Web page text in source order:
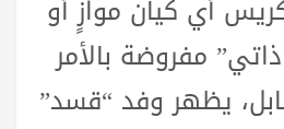
أي كيان موازٍ أو
مفروضة بالأمر
يظهر وفد “قسد”